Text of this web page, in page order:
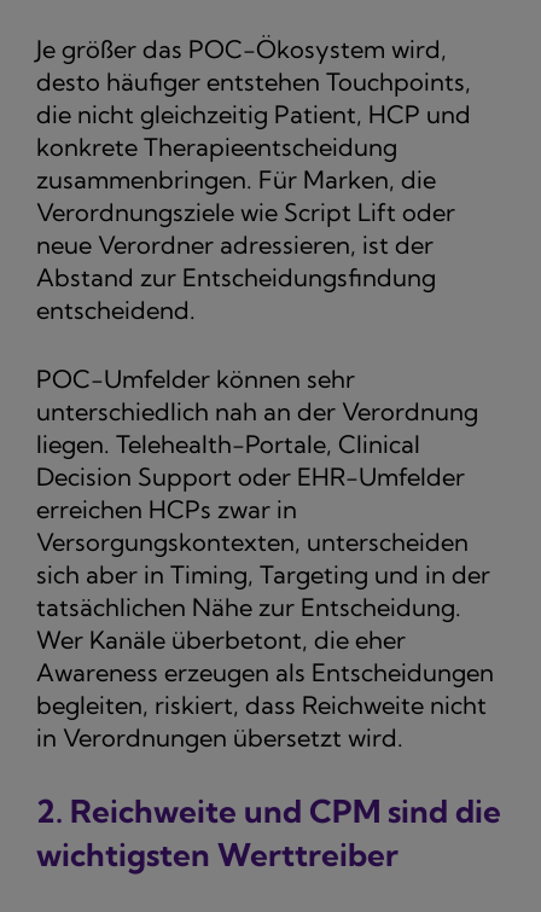
Je größer das POC-Ökosystem wird,
desto häufiger entstehen Touchpoints,
die nicht gleichzeitig Patient, HCP und
konkrete Therapieentscheidung
zusammenbringen. Für Marken, die
Verordnungsziele wie Script Lift oder
neue Verordner adressieren, ist der
Abstand zur Entscheidungsfindung
entscheidend.
POC-Umfelder können sehr
unterschiedlich nah an der Verordnung
liegen. Telehealth-Portale, Clinical
Decision Support oder EHR-Umfelder
erreichen HCPs zwar in
Versorgungskontexten, unterscheiden
sich aber in Timing, Targeting und in der
tatsächlichen Nähe zur Entscheidung.
Wer Kanäle überbetont, die eher
Awareness erzeugen als Entscheidungen
begleiten, riskiert, dass Reichweite nicht
in Verordnungen übersetzt wird.
2. Reichweite und CPM sind die
wichtigsten Werttreiber